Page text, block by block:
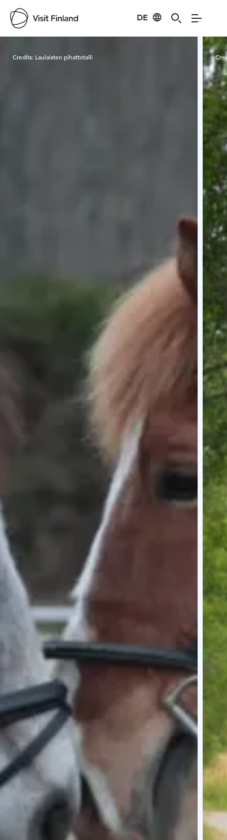
DE
Credits: Laulaisten pihattotalli